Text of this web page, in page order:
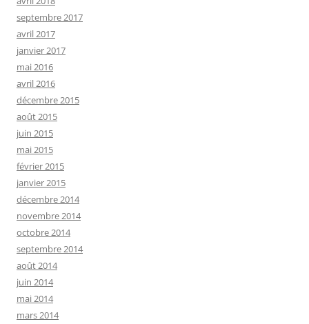
septembre 2017
avril 2017
janvier 2017
mai 2016
avril 2016
décembre 2015
août 2015
juin 2015
mai 2015
février 2015
janvier 2015
décembre 2014
novembre 2014
octobre 2014
septembre 2014
août 2014
juin 2014
mai 2014
mars 2014